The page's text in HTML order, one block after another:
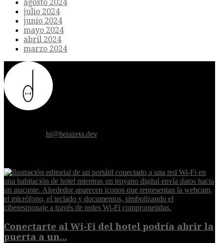
agosto 2024
julio 2024
junio 2024
mayo 2024
abril 2024
marzo 2024
hi@betazeta.dev
Conectarte al Wi-Fi del hotel podría abrir la
puerta a un...